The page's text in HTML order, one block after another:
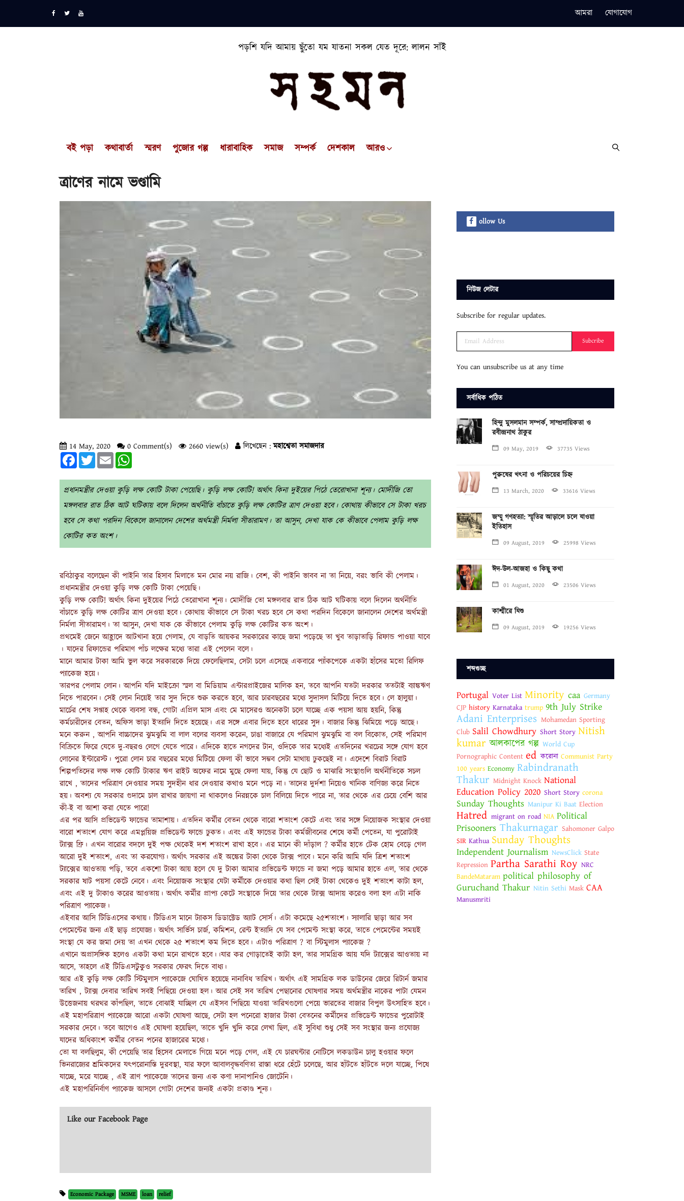
আমরা যোগাযোগ
পড়শি যদি আমায় ছুঁতো যম যাতনা সকল যেত দূরে: লালন সাঁই
বই পড়া কথাবার্তা স্মরণ পুজোর গল্প ধারাবাহিক সমাজ সম্পর্ক দেশকাল আরও
ত্রাণের নামে ভণ্ডামি
14 May, 2020 0 Comment(s) 2660 view(s) লিখেছেন :মহাশ্বেতা সমাজদার
FacebookTwitterEmail
প্রধানমন্ত্রীর দেওয়া কুড়ি লক্ষ কোটি টাকা পেয়েছি। কুড়ি লক্ষ কোটি! অর্থাৎ কিনা দুইয়ের পিঠে তেরোখানা শূন্য। মোদীজি তো
মঙ্গলবার রাত ঠিক আট ঘটিকায় বলে দিলেন অর্থনীতি বাঁচাতে কুড়ি লক্ষ কোটির ত্রাণ দেওয়া হবে। কোথায় কীভাবে সে টাকা খরচ
হবে সে কথা পরদিন বিকেলে জানালেন দেশের অর্থমন্ত্রী নির্মলা সীতারামণ। তা আসুন, দেখা যাক কে কীভাবে পেলাম কুড়ি লক্ষ
কোটির কত অংশ।
রবিঠাকুর বলেছেন কী পাইনি তার হিসাব মিলাতে মন মোর নয় রাজি। বেশ, কী পাইনি ভাবব না তা নিয়ে, বরং ভাবি কী পেলাম।
প্রধানমন্ত্রীর দেওয়া কুড়ি লক্ষ কোটি টাকা পেয়েছি।
কুড়ি লক্ষ কোটি! অর্থাৎ কিনা দুইয়ের পিঠে তেরোখানা শূন্য। মোদীজি তো মঙ্গলবার রাত ঠিক আট ঘটিকায় বলে দিলেন অর্থনীতি
বাঁচাতে কুড়ি লক্ষ কোটির ত্রাণ দেওয়া হবে। কোথায় কীভাবে সে টাকা খরচ হবে সে কথা পরদিন বিকেলে জানালেন দেশের অর্থমন্ত্রী
নির্মলা সীতারামণ। তা আসুন, দেখা যাক কে কীভাবে পেলাম কুড়ি লক্ষ কোটির কত অংশ।
প্রথমেই জেনে আহ্লাদে আটখানা হয়ে গেলাম, যে বাড়তি আয়কর সরকারের কাছে জমা পড়েছে তা খুব তাড়াতাড়ি রিফান্ড পাওয়া যাবে
। যাদের রিফান্ডের পরিমাণ পাঁচ লক্ষের মধ্যে তারা এই পেলেন বলে।
মানে আমার টাকা আমি ভুল করে সরকারকে দিয়ে ফেলেছিলাম, সেটা চলে এসেছে একবারে প্যাঁকপেকে একটা হাঁসের মতো রিলিফ
প্যাকেজ হয়ে।
তারপর পেলাম লোন। আপনি যদি মাইক্রো স্মল বা মিডিয়াম এন্টারপ্রাইজের মালিক হন, তবে আপনি যতটা দরকার ততটাই ব্যাঙ্কঋণ
নিতে পারবেন। সেই লোন নিয়েই তার সুদ দিতে শুরু করতে হবে, আর চারবছরের মধ্যে সুদাসল মিটিয়ে দিতে হবে। লে হালুয়া।
মার্চের শেষ সপ্তাহ থেকে ব্যবসা বন্ধ, গোটা এপ্রিল মাস এবং মে মাসেরও অনেকটা চলে যাচ্ছে এক পয়সা আয় হয়নি, কিন্তু
কর্মচারীদের বেতন, অফিস ভাড়া ইত্যাদি দিতে হয়েছে। এর সঙ্গে এবার দিতে হবে ধারের সুদ। বাজার কিন্তু ঝিমিয়ে পড়ে আছে।
মনে করুন , আপনি বাচ্চাদের ঝুমঝুমি বা লাল বলের ব্যবসা করেন, চাঙা বাজারে যে পরিমাণ ঝুমঝুমি বা বল বিকোত, সেই পরিমাণ
বিক্রিতে ফিরে যেতে দু-বছরও লেগে যেতে পারে। এদিকে হাতে নগদের টান, ওদিকে তার মধ্যেই এতদিনের খরচের সঙ্গে যোগ হবে
লোনের ইন্টারেস্ট। পুরো লোন চার বছরের মধ্যে মিটিয়ে ফেলা কী ভাবে সম্ভব সেটা মাথায় ঢুকছেই না। এদেশে বিরাট বিরাট
শিল্পপতিদের লক্ষ লক্ষ কোটি টাকার ঋণ রাইট অফের নামে মুছে ফেলা যায়, কিন্তু যে ছোট ও মাঝারি সংস্থাগুলি অর্থনীতিকে সচল
রাখে , তাদের পরিত্রাণ দেওয়ার সময় সুদহীন ধার দেওয়ার কথাও মনে পড়ে না। তাদের দুর্দশা নিয়েও খানিক বাণিজ্য করে নিতে
হয়। অবশ্য যে সরকার গুদামে চাল রাখার জায়গা না থাকলেও নিরন্নকে চাল বিলিয়ে দিতে পারে না, তার থেকে এর চেয়ে বেশি আর
কী-ই বা আশা করা যেতে পারে!
এর পর আসি প্রভিডেন্ট ফান্ডের তামাশায়। এতদিন কর্মীর বেতন থেকে বারো শতাংশ কেটে এবং তার সঙ্গে নিয়োজক সংস্থার দেওয়া
বারো শতাংশ যোগ করে এমপ্লয়িজ প্রভিডেন্ট ফান্ডে ঢুকত। এবং এই ফান্ডের টাকা কর্মজীবনের শেষে কর্মী পেতেন, যা পুরোটাই
ট্যাক্স ফ্রি। এখন বারোর বদলে দুই পক্ষ থেকেই দশ শতাংশ রাখা হবে। এর মানে কী দাঁড়াল ? কর্মীর হাতে টেক হোম বেড়ে গেল
আরো দুই শতাংশ, এবং তা করযোগ্য। অর্থাৎ সরকার এই অঙ্কের টাকা থেকে ট্যাক্স পাবে। মনে করি আমি যদি ত্রিশ শতাংশ
ট্যাক্সের আওতায় পড়ি, তবে একশো টাকা আয় হলে যে দু টাকা আমার প্রভিডেন্ট ফান্ডে না জমা পড়ে আমার হাতে এল, তার থেকে
সরকার ষাট পয়সা কেটে নেবে। এবং নিয়োজক সংস্থার যেটা কর্মীকে দেওয়ার কথা ছিল সেই টাকা থেকেও দুই শতাংশ কাটা হল,
এবং এই দু টাকাও করের আওতায়। অর্থাৎ কর্মীর প্রাপ্য কেটে সংস্থাকে দিয়ে তার থেকে ট্যাক্স আদায় করেও বলা হল এটা নাকি
পরিত্রাণ প্যাকেজ।
এইবার আসি টিডিএসের কথায়। টিডিএস মানে ট্যাকস ডিডাক্টেড অ্যাট সোর্স। এটা কমেছে ২৫শতাংশ। স্যালারি ছাড়া আর সব
পেমেন্টের জন্য এই ছাড় প্রযোজ্য। অর্থাৎ সার্ভিস চার্জ, কমিশন, রেন্ট ইত্যাদি যে সব পেমেন্ট সংস্থা করে, তাতে পেমেন্টের সময়ই
সংস্থা যে কর জমা দেয় তা এখন থেকে ২৫ শতাংশ কম দিতে হবে। এটাও পরিত্রাণ ? বা স্টিমুলাস প্যাকেজ ?
এখানে অপ্রাসঙ্গিক হলেও একটা কথা মনে রাখতে হবে।।যার কর গোড়াতেই কাটা হল, তার সামগ্রিক আয় যদি ট্যাক্সের আওতায় না
আসে, তাহলে এই টিডিএসটুকুও সরকার ফেরৎ দিতে বাধ্য।
আর এই কুড়ি লক্ষ কোটি স্টিমুলাস প্যাকেজে ঘোষিত হয়েছে নানাবিধ তারিখ। অর্থাৎ এই সামগ্রিক লক ডাউনের জেরে রিটার্ন জমার
তারিখ , ট্যাক্স দেবার তারিখ সবই পিছিয়ে দেওয়া হল। আর সেই সব তারিখ পেছানোর ঘোষণার সময় অর্থমন্ত্রীর নাকের পাটা যেমন
উত্তেজনায় থরথর কাঁপছিল, তাতে বোঝাই যাচ্ছিল যে এইসব পিছিয়ে যাওয়া তারিখগুলো পেয়ে ভারতের বাজার বিপুল উৎসাহিত হবে।
এই মহাপরিত্রাণ প্যাকেজে আরো একটা ঘোষণা আছে, সেটা হল পনেরো হাজার টাকা বেতনের কর্মীদের প্রভিডেন্ট ফান্ডের পুরোটাই
সরকার দেবে। তবে আগেও এই ঘোষণা হয়েছিল, তাতে খুদি খুদি করে লেখা ছিল, এই সুবিধা শুধু সেই সব সংস্থার জন্য প্রযোজ্য
যাদের অধিকাংশ কর্মীর বেতন পনের হাজারের মধ্যে।
তো যা বলছিলুম, কী পেয়েছি তার হিসেব মেলাতে গিয়ে মনে পড়ে গেল, এই যে চারঘন্টার নোটিসে লকডাউন চালু হওয়ার ফলে
ভিনরাজ্যের শ্রমিকদের যৎপরোনাস্তি দুরবস্থা, যার ফলে আবালবৃদ্ধবণিতা রাস্তা ধরে হেঁটে চলেছে, আর হাঁটতে হাঁটতে দলে যাচ্ছে, পিষে
যাচ্ছে, মরে যাচ্ছে , এই ত্রাণ প্যাকেজে তাদের জন্য এক কণা দানাপানিও জোটেনি।
এই মহাপরিনির্বাণ প্যাকেজ আসলে গোটা দেশের জন্যই একটা প্রকাণ্ড শূন্য।
Like our Facebook Page
Economic Package MSME loan relief
ollow Us
নিউজ লেটার
Subscribe for regular updates.
Subcribe
You can unsubscribe us at any time
সর্বাধিক পঠিত
হিন্দু মুসলমান সম্পর্ক, সাম্প্রদায়িকতা ও
রবীন্দ্রনাথ ঠাকুর
09 May, 2019 37735 Views
পুরুষের খৎনা ও পরিচয়ের চিহ্ন
13 March, 2020 33616 Views
জম্মু গণহত্যা: স্মৃতির আড়ালে চলে যাওয়া
ইতিহাস
09 August, 2019 25998 Views
ঈদ-উল-আজহা ও কিছু কথা
01 August, 2020 23506 Views
কাশ্মীরে যিশু
09 August, 2019 19256 Views
শব্দগুচ্ছ
Portugal Voter List Minority caa Germany
CJP history Karnataka trump 9th July Strike
Adani Enterprises Mohamedan Sporting
Club Salil Chowdhury Short Story Nitish
kumar আলকাপের গল্প World Cup
Pornographic Content ed করোনা Communist Party
100 years Economy Rabindranath
Thakur Midnight Knock National
Education Policy 2020 Short Story corona
Sunday Thoughts Manipur Ki Baat Election
Hatred migrant on road NIA Political
Prisooners Thakurnagar Sahomoner Galpo
SIR Kathua Sunday Thoughts
Independent Journalism NewsClick State
Repression Partha Sarathi Roy NRC
BandeMataram political philosophy of
Guruchand Thakur Nitin Sethi Mask CAA
Manusmriti